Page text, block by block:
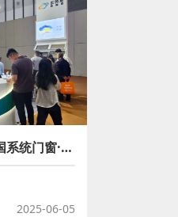
全屋定制博览会圆满落幕
2025-06-05